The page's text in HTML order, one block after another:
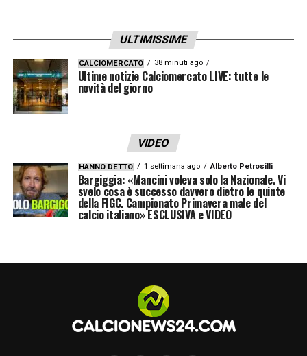
ULTIMISSIME
CALCIOMERCATO 38 minuti ago
Ultime notizie Calciomercato LIVE: tutte le
novità del giorno
VIDEO
HANNO DETTO 1 settimana ago Alberto Petrosilli
Bargiggia: «Mancini voleva solo la Nazionale. Vi
svelo cosa è successo davvero dietro le quinte
della FIGC. Campionato Primavera male del
calcio italiano» ESCLUSIVA e VIDEO